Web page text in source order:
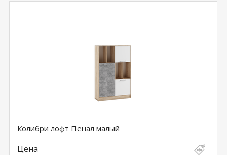
Колибри лофт Пенал малый
Цена